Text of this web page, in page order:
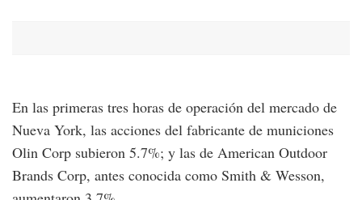
En las primeras tres horas de operación del mercado de
Nueva York, las acciones del fabricante de municiones
Olin Corp subieron 5.7%; y las de American Outdoor
Brands Corp, antes conocida como Smith & Wesson,